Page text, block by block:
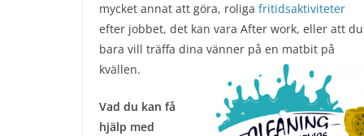
mycket annat att göra, roliga fritidsaktiviteter
efter jobbet, det kan vara After work, eller att du
bara vill träffa dina vänner på en matbit på
kvällen.
Vad du kan få
hjälp med